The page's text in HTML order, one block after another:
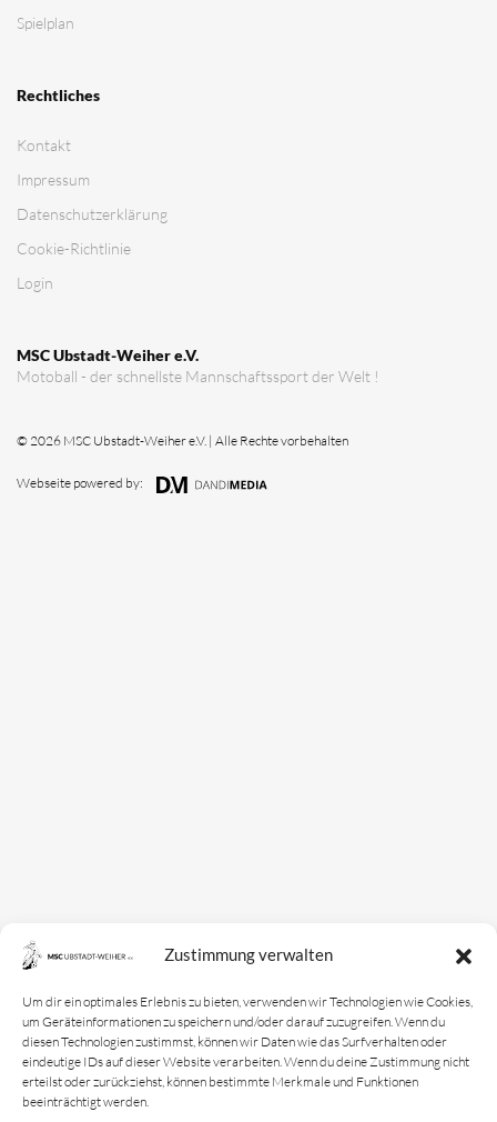
Zustimmung verwalten
Um dir ein optimales Erlebnis zu bieten, verwenden wir Technologien wie Cookies,
um Geräteinformationen zu speichern und/oder darauf zuzugreifen. Wenn du
diesen Technologien zustimmst, können wir Daten wie das Surfverhalten oder
eindeutige IDs auf dieser Website verarbeiten. Wenn du deine Zustimmung nicht
erteilst oder zurückziehst, können bestimmte Merkmale und Funktionen
beeinträchtigt werden.
MSC Ubstadt-Weiher e.V.
Motoball - der schnellste Mannschaftssport der Welt !
Spielplan
Rechtliches
Kontakt
Impressum
Datenschutz­erklärung
Cookie-Richtlinie
Login
© 2026 MSC Ubstadt-Weiher e.V. | Alle Rechte vorbehalten
Webseite powered by: